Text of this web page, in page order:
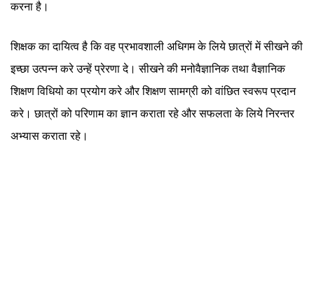
करना है।
शिक्षक का दायित्व है कि वह प्रभावशाली अधिगम के लिये छात्रों में सीखने की
इच्छा उत्पन्न करे उन्हें प्रेरणा दे। सीखने की मनोवैज्ञानिक तथा वैज्ञानिक
शिक्षण विधियो का प्रयोग करे और शिक्षण सामग्री को वांछित स्वरूप प्रदान
करे। छात्रों को परिणाम का ज्ञान कराता रहे और सफलता के लिये निरन्तर
अभ्यास कराता रहे।